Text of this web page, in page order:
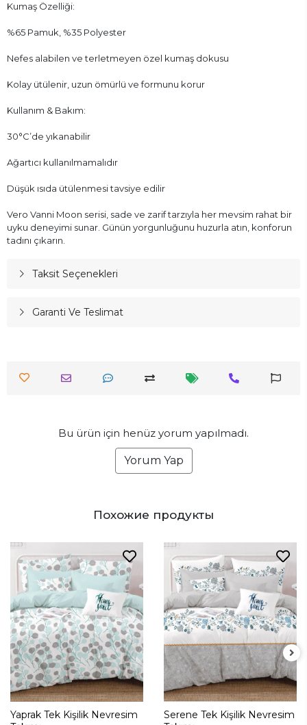
Kumaş Özelliği:
%65 Pamuk, %35 Polyester
Nefes alabilen ve terletmeyen özel kumaş dokusu
Kolay ütülenir, uzun ömürlü ve formunu korur
Kullanım & Bakım:
30°C’de yıkanabilir
Ağartıcı kullanılmamalıdır
Düşük ısıda ütülenmesi tavsiye edilir
Vero Vanni Moon serisi, sade ve zarif tarzıyla her mevsim rahat bir
uyku deneyimi sunar. Günün yorgunluğunu huzurla atın, konforun
tadını çıkarın.
Taksit Seçenekleri
Garanti Ve Teslimat
Bu ürün için henüz yorum yapılmadı.
Yorum Yap
Похожие продукты
Yaprak Tek Kişilik Nevresim
Serene Tek Kişilik Nevresim